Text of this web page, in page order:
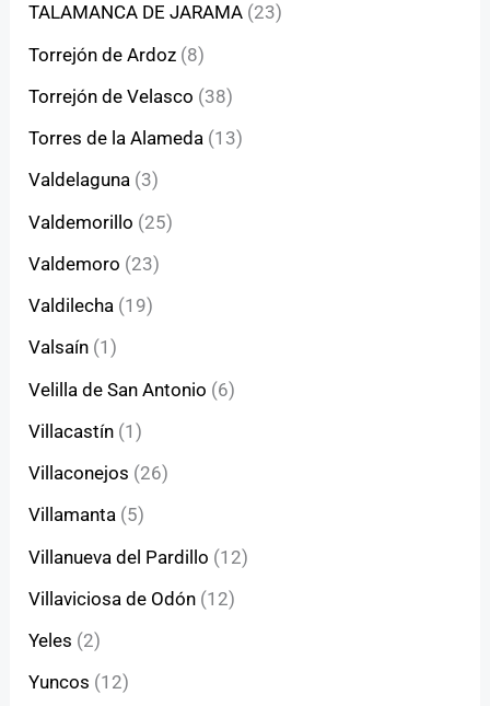
TALAMANCA DE JARAMA (23)
Torrejón de Ardoz (8)
Torrejón de Velasco (38)
Torres de la Alameda (13)
Valdelaguna (3)
Valdemorillo (25)
Valdemoro (23)
Valdilecha (19)
Valsaín (1)
Velilla de San Antonio (6)
Villacastín (1)
Villaconejos (26)
Villamanta (5)
Villanueva del Pardillo (12)
Villaviciosa de Odón (12)
Yeles (2)
Yuncos (12)